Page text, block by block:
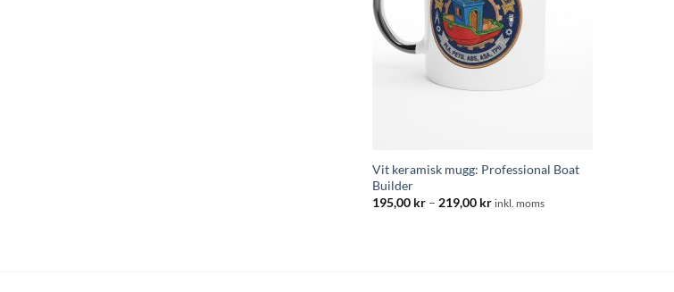
Vit keramisk mugg: Professional Boat
Builder
195,00 kr – 219,00 krPrisintervall:
inkl. moms